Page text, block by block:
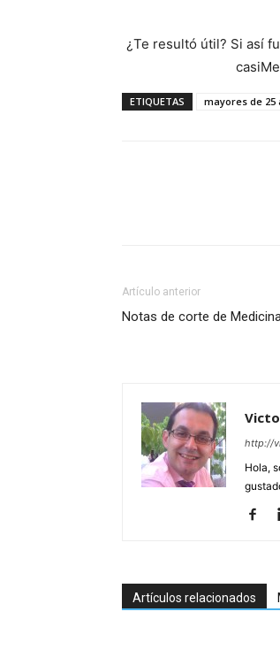
¿Te resultó útil? Si así
ETIQUETAS mayores de 25
Artículo anterior
Notas de corte de
http://
Hola,
Artículos relacionados